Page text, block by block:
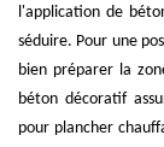
l'application de
séduire. Pour une
bien préparer la
béton décoratif
pour plancher